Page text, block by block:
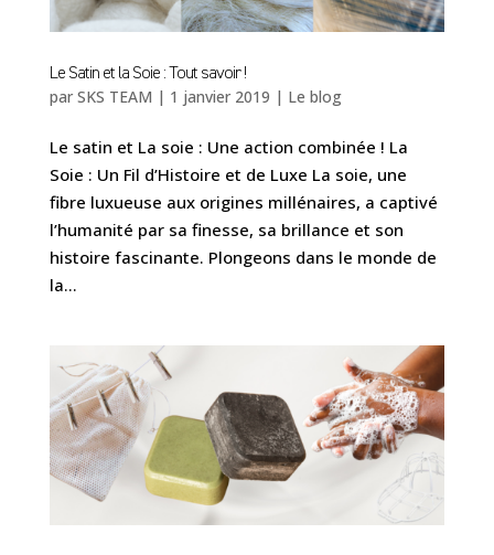
Le Satin et la Soie : Tout savoir !
par SKS TEAM | 1 janvier 2019 | Le blog
Le satin et La soie : Une action combinée ! La
Soie : Un Fil d’Histoire et de Luxe La soie, une
fibre luxueuse aux origines millénaires, a captivé
l’humanité par sa finesse, sa brillance et son
histoire fascinante. Plongeons dans le monde de
la...